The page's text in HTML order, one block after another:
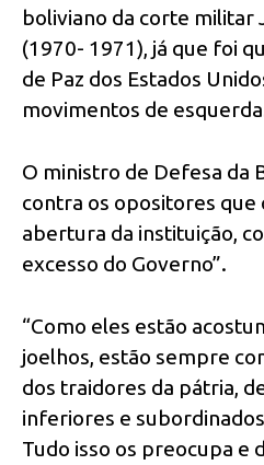
boliviano da corte militar
(1970- 1971), já que foi
de Paz dos Estados
movimentos de
O ministro de Defesa da
contra os opositores que
abertura da instituição,
excesso do Governo”.
“Como eles estão
joelhos, estão sempre
dos traidores da pátria,
inferiores e
Tudo isso os preocupa e